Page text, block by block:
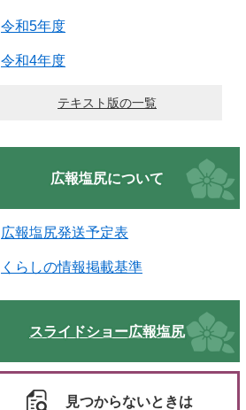
令和5年度
令和4年度
テキスト版の一覧
広報塩尻について
広報塩尻発送予定表
くらしの情報掲載基準
スライドショー広報塩尻
見つからないときは